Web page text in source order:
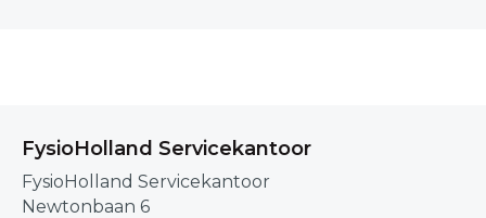
FysioHolland Servicekantoor
FysioHolland Servicekantoor
Newtonbaan 6